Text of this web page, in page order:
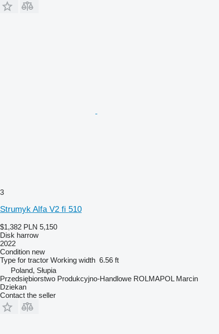
3
Strumyk Alfa V2 fi 510
$1,382 PLN 5,150
Disk harrow
2022
Condition new
Type for tractor Working width 6.56 ft
Poland, Słupia
Przedsiębiorstwo Produkcyjno-Handlowe ROLMAPOL Marcin
Dziekan
Contact the seller